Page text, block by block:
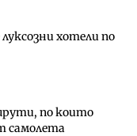
хотели по
по които
самолета
изток 2“
само още
сушата продължи
огромен
център в
болести